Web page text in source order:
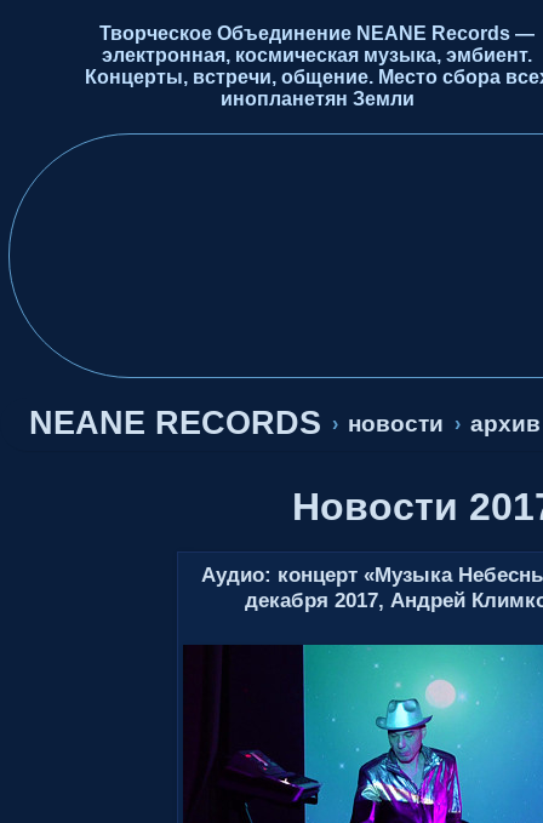
Творческое Объединение NEANE Records —
электронная, космическая музыка, эмбиент.
Концерты, встречи, общение. Место сбора
инопланетян Земли
NEANE RECORDS › новости ›
Новости
Аудио: концерт «Музыка
декабря 2017, Андрей